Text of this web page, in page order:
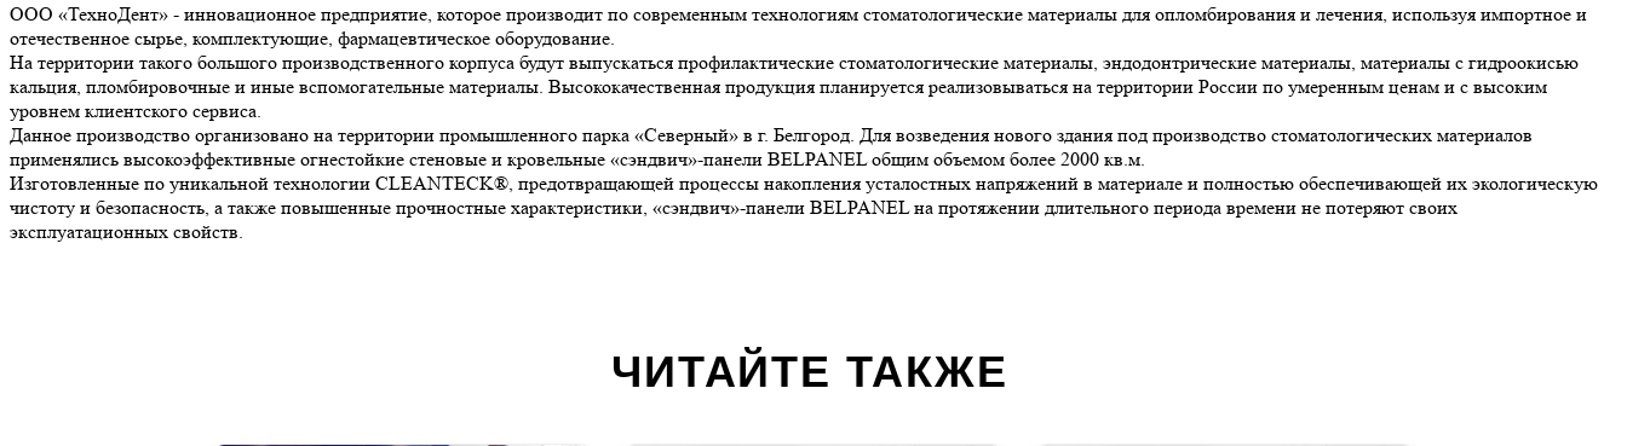
ООО «ТехноДент» - инновационное предприятие, которое производит по современным технологиям стоматологические материалы для опломбирования и лечения, используя импортное и
отечественное сырье, комплектующие, фармацевтическое оборудование.
На территории такого большого производственного корпуса будут выпускаться профилактические стоматологические материалы, эндодонтрические материалы, материалы с гидроокисью
кальция, пломбировочные и иные вспомогательные материалы. Высококачественная продукция планируется реализовываться на территории России по умеренным ценам и с высоким
уровнем клиентского сервиса.
Данное производство организовано на территории промышленного парка «Северный» в г. Белгород. Для возведения нового здания под производство стоматологических материалов
применялись высокоэффективные огнестойкие стеновые и кровельные «сэндвич»-панели BELPANEL общим объемом более 2000 кв.м.
Изготовленные по уникальной технологии CLEANTECK®, предотвращающей процессы накопления усталостных напряжений в материале и полностью обеспечивающей их экологическую
чистоту и безопасность, а также повышенные прочностные характеристики, «сэндвич»-панели BELPANEL на протяжении длительного периода времени не потеряют своих
эксплуатационных свойств.
ЧИТАЙТЕ ТАКЖЕ